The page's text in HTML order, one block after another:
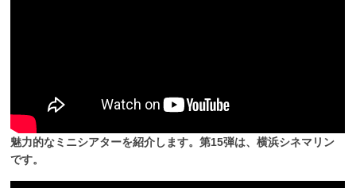
魅力的なミニシアターを紹介します。第15弾は、横浜シネマリン
です。